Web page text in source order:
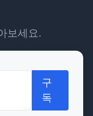
보세요.
구
독